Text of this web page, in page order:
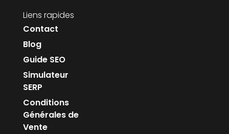
Liens rapides
Contact
Blog
Guide SEO
Simulateur
SERP
Conditions
Générales de
Vente